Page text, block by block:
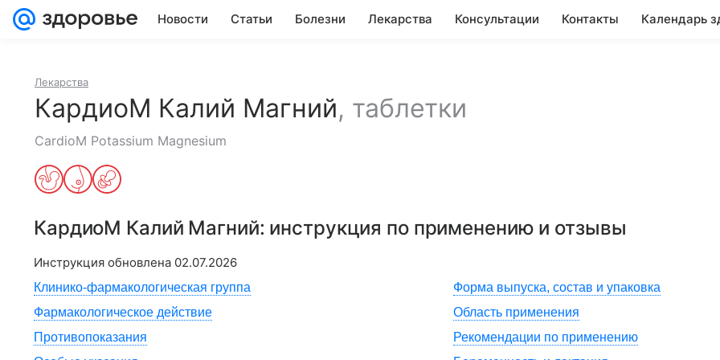
Новости Статьи Болезни Лекарства Консультации Контакты Календарь
Лекарства
КардиоМ Калий Магний, таблетки
CardioM Potassium Magnesium
КардиоМ Калий Магний: инструкция по применению и отзывы
Инструкция обновлена 02.07.2026
Клинико-фармакологическая группа
Форма выпуска, состав и упаковка
Фармакологическое действие
Область применения
Противопоказания
Рекомендации по применению